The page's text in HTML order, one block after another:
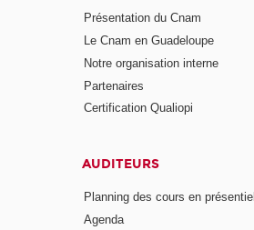
Présentation du Cnam
Le Cnam en Guadeloupe
Notre organisation interne
Partenaires
Certification Qualiopi
AUDITEURS
Planning des cours en présentiel
Agenda